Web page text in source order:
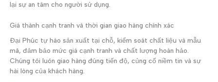
lại sự an tâm cho người sử dụng.
Giá thành cạnh tranh và thời gian giao hàng chính xác
Đại Phúc tự hào sản xuất tại chỗ, kiểm soát chất liệu và mẫu
mã, đảm bảo mức giá cạnh tranh và chất lượng hoàn hảo.
Chúng tôi luôn giao hàng đúng tiến độ, củng cố niềm tin và sự
hài lòng của khách hàng.